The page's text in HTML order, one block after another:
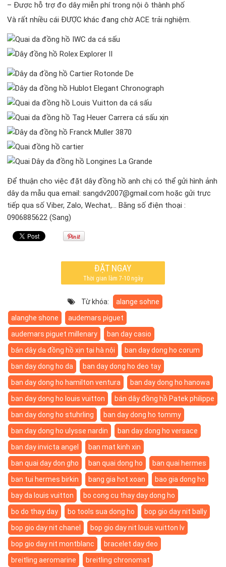
– Được hỗ trợ đo dây miễn phí trong nội ô thành phố
Và rất nhiều cái ĐƯỢC khác đang chờ ACE trải nghiệm.
Để thuận cho việc đặt dây đồng hồ anh chị có thể gửi hình ảnh
dây da mẫu qua email: sangdv2007@gmail.com hoặc gửi trực
tiếp qua số Viber, Zalo, Wechat,… Bằng số điện thoại :
0906885622 (Sang)
ĐẶT NGAY
Thời gian làm 7-10 ngày
Từ khóa:
alange sohne
alanghe shone
audemars piguet
audemars piguet millenary
ban day casio
bán dây da đồng hồ xịn tại hà nội
ban day dong ho corum
ban day dong ho da
ban day dong ho deo tay
ban day dong ho hamilton ventura
ban day dong ho hanowa
ban day dong ho louis vuitton
bán dây đồng hồ Patek philippe
ban day dong ho stuhrling
ban day dong ho tommy
ban day dong ho ulysse nardin
ban day dong ho versace
ban day invicta angel
ban mat kinh xin
ban quai day don gho
ban quai dong ho
ban quai hermes
ban tui hermes birkin
bang gia hot xoan
bao gia dong ho
bay da louis vuitton
bo cong cu thay day dong ho
bo do thay day
bo tools sua dong ho
bop gio day nit bally
bop gio day nit chanel
bop gio day nit louis vuitton lv
bop gio day nit montblanc
bracelet day deo
breitling aeromarine
breitling chronomat